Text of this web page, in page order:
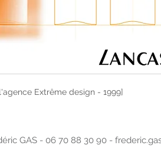
Extrême design - 1999]
GAS - 06 70 88 30 90 -